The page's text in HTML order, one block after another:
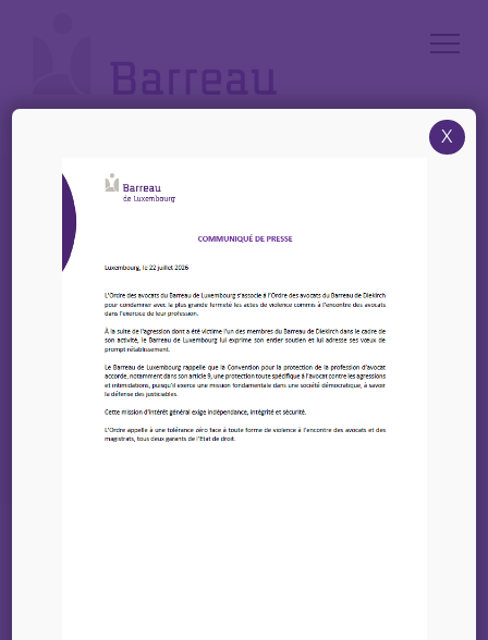
Accueil News
ALDE – Conférence – « Géoportail : fonctions essentielles et
nouveautés » – 5 mars 2026 à 18h30
ALDE – Conférence – «
Géoportail : fonctions
essentielles et
nouveautés » – 5 mars
X